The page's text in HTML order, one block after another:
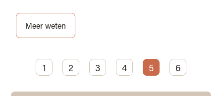
Meer weten
1 2 3 4 5 6